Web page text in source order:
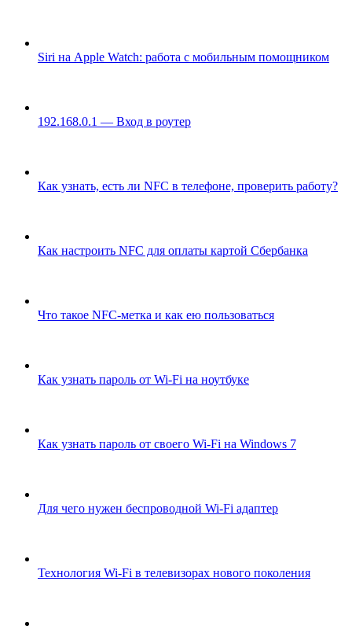
Siri на Apple Watch: работа с мобильным помощником
192.168.0.1 — Вход в роутер
Как узнать, есть ли NFC в телефоне, проверить работу?
Как настроить NFC для оплаты картой Сбербанка
Что такое NFC-метка и как ею пользоваться
Как узнать пароль от Wi-Fi на ноутбуке
Как узнать пароль от своего Wi-Fi на Windows 7
Для чего нужен беспроводной Wi-Fi адаптер
Технология Wi-Fi в телевизорах нового поколения